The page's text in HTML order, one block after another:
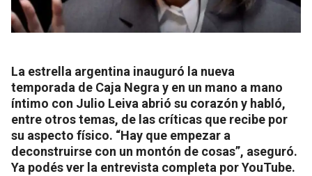
La estrella argentina inauguró la nueva
temporada de Caja Negra y en un mano a mano
íntimo con Julio Leiva abrió su corazón y habló,
entre otros temas, de las críticas que recibe por
su aspecto físico. “Hay que empezar a
deconstruirse con un montón de cosas”, aseguró.
Ya podés ver la entrevista completa por YouTube.